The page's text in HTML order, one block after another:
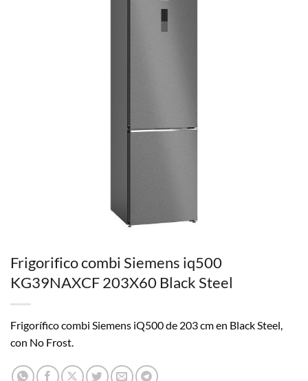
Frigorifico combi Siemens iq500
KG39NAXCF 203X60 Black Steel
Frigorífico combi Siemens iQ500 de 203 cm en Black Steel,
con No Frost.